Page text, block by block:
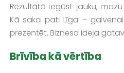
Rezultātā iegūst jauku,
Kā saka pati Līga –
prezentēt. Biznesa ideja
Brīvība kā vērtība